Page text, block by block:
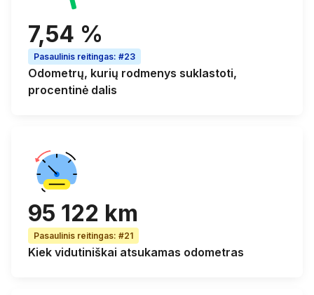
7,54 %
Pasaulinis reitingas: #23
Odometrų, kurių rodmenys suklastoti,
procentinė dalis
95 122 km
Pasaulinis reitingas: #21
Kiek vidutiniškai atsukamas odometras